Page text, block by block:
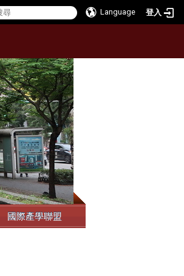
Language 登入
:::
國際產學聯盟